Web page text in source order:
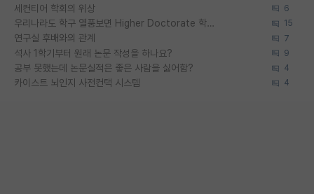
세컨티어 학회의 위상 6
우리나라도 학구 열풍보면 Higher Doctorate 학위가 필요하다고 봅니다. 15
연구실 후배와의 관계 7
석사 1학기부터 원래 논문 작성을 하나요? 9
공부 못했는데 논문실적은 좋은 사람을 싫어함? 4
카이스트 뇌인지 사전컨택 시스템 4